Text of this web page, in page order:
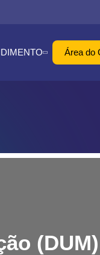
Área do